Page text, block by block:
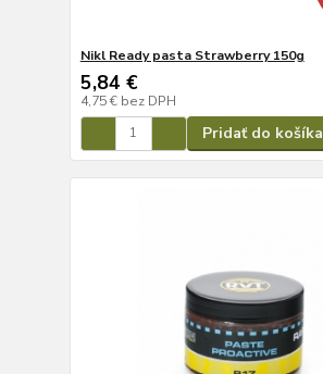
Nikl Ready pasta Strawberry 150g
5,84 €
4,75 € bez DPH
Pridať do košíka